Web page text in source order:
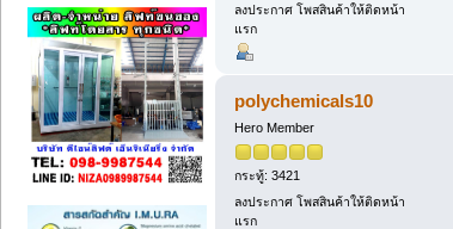
ลงประกาศ โพสสินค้าให้ติดหน้า
แรก
polychemicals10
Hero Member
กระทู้: 3421
ลงประกาศ โพสสินค้าให้ติดหน้า
แรก